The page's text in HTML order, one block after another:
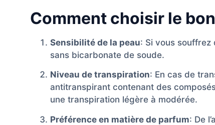
Comment choisir le
Sensibilité de la peau: Si vous souffrez
sans bicarbonate de soude.
Niveau de transpiration: En cas de
antitranspirant contenant des
une transpiration légère à modérée.
Préférence en matière de parfum: De